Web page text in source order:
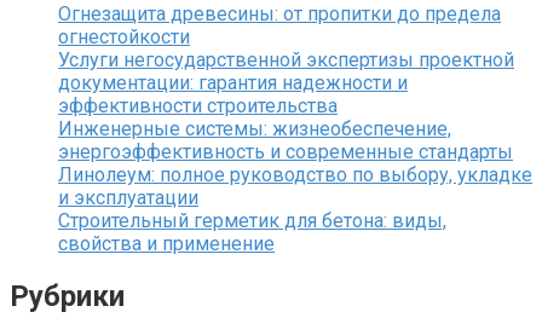
Огнезащита древесины: от пропитки до предела
огнестойкости
Услуги негосударственной экспертизы проектной
документации: гарантия надежности и
эффективности строительства
Инженерные системы: жизнеобеспечение,
энергоэффективность и современные стандарты
Линолеум: полное руководство по выбору, укладке
и эксплуатации
Строительный герметик для бетона: виды,
свойства и применение
Рубрики